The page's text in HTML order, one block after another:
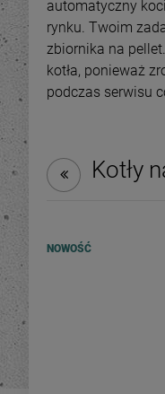
Piec na pellet Eva Calor
Karen 9 kW zbiornik 45 kg
6 490,00 zł
regularna:
9
cena:
6
DO KOSZYKA
automatyczny
rynku. Twoim
zbiornika na
kotła, ponieważ
podczas serwisu
Kotły
NOWOŚĆ